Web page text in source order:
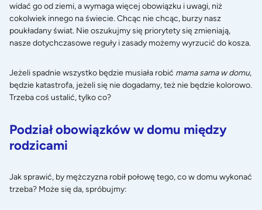
widać go od ziemi, a wymaga więcej obowiązku i uwagi, niż
cokolwiek innego na świecie. Chcąc nie chcąc, burzy nasz
poukładany świat. Nie oszukujmy się priorytety się zmieniają,
nasze dotychczasowe reguły i zasady możemy wyrzucić do kosza.
Jeżeli spadnie wszystko będzie musiała robić mama sama w domu,
będzie katastrofa, jeżeli się nie dogadamy, też nie będzie kolorowo.
Trzeba coś ustalić, tylko co?
Podział obowiązków w domu między
rodzicami
Jak sprawić, by mężczyzna robił połowę tego, co w domu wykonać
trzeba? Może się da, spróbujmy: